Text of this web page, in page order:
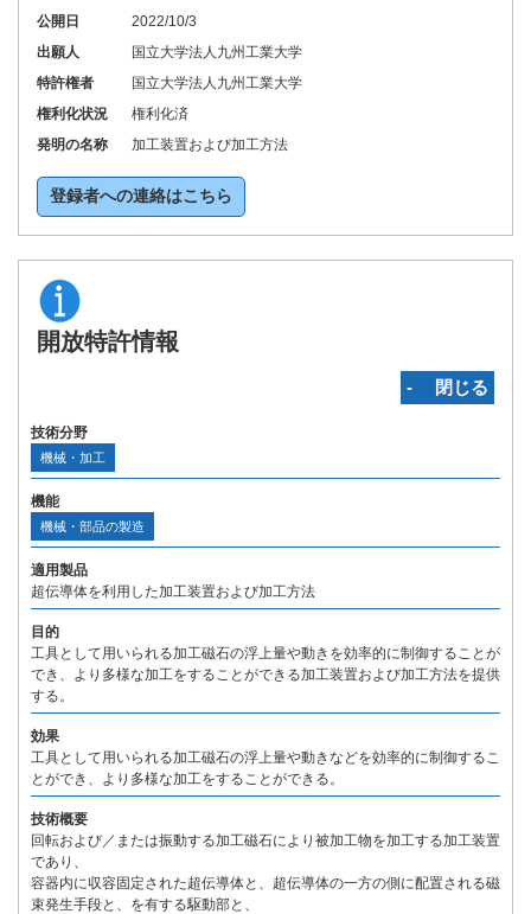
公開日
2022/10/3
出願人
国立大学法人九州工業大学
特許権者
国立大学法人九州工業大学
権利化状況
権利化済
発明の名称
加工装置および加工方法
登録者への連絡はこちら
開放特許情報
‐ 閉じる
技術分野
機械・加工
機能
機械・部品の製造
適用製品
超伝導体を利用した加工装置および加工方法
目的
工具として用いられる加工磁石の浮上量や動きを効率的に制御することが
でき、より多様な加工をすることができる加工装置および加工方法を提供
する。
効果
工具として用いられる加工磁石の浮上量や動きなどを効率的に制御するこ
とができ、より多様な加工をすることができる。
技術概要
回転および／または振動する加工磁石により被加工物を加工する加工装置
であり、
容器内に収容固定された超伝導体と、超伝導体の一方の側に配置される磁
束発生手段と、を有する駆動部と、